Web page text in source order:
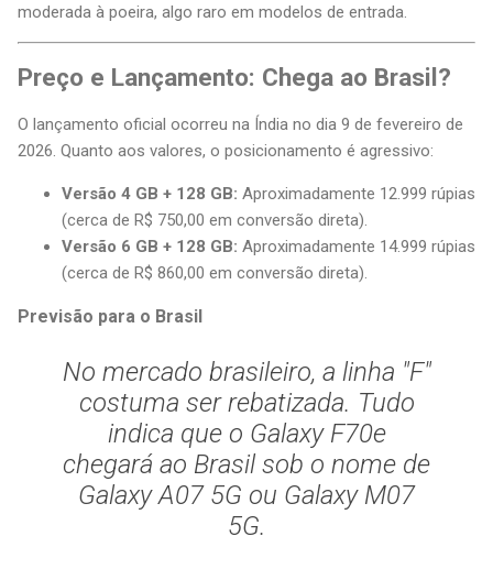
moderada à poeira, algo raro em modelos de entrada.
Preço e Lançamento: Chega ao Brasil?
O lançamento oficial ocorreu na Índia no dia 9 de fevereiro de
2026. Quanto aos valores, o posicionamento é agressivo:
Versão 4 GB + 128 GB: Aproximadamente 12.999 rúpias
(cerca de R$ 750,00 em conversão direta).
Versão 6 GB + 128 GB: Aproximadamente 14.999 rúpias
(cerca de R$ 860,00 em conversão direta).
Previsão para o Brasil
No mercado brasileiro, a linha "F"
costuma ser rebatizada. Tudo
indica que o Galaxy F70e
chegará ao Brasil sob o nome de
Galaxy A07 5G ou Galaxy M07
5G.